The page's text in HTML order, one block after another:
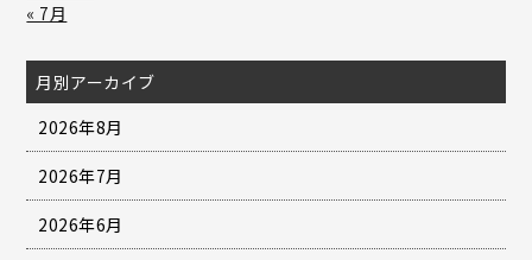
« 7月
月別アーカイブ
2026年8月
2026年7月
2026年6月